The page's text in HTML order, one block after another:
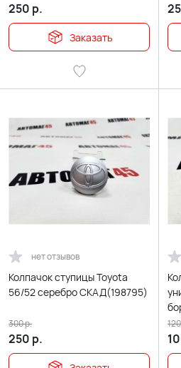
250 р.
Заказать
нет отзывов
Колпачок ступицы Toyota
56/52 серебро СКАД(198795)
250 р.
300р. 120